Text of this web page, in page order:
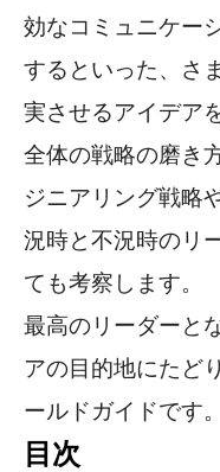
効なコミュニケー
するといった、さ
実させるアイデア
全体の戦略の磨き
ジニアリング戦略
況時と不況時のリ
ても考察します。
最高のリーダーと
アの目的地にたど
ールドガイドです。
目次